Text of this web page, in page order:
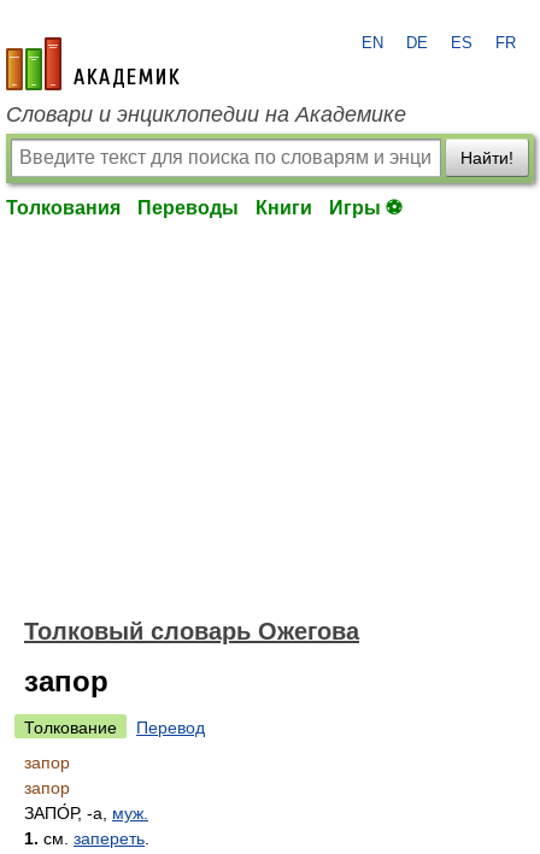
academic.ru
EN DE ES FR
Словари и энциклопедии на Академике
Найти!
Толкования Переводы Книги Игры ⚽
Толковый словарь Ожегова
запор
Толкование
Перевод
запор
запор
ЗАПО́Р, -а, муж.
1. см. запереть